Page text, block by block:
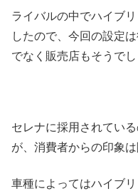
ライバルの中でハイブ
したので、今回の設定
でなく販売店もそうでし
セレナに採用されてい
が、消費者からの印象
車種によってはハイブ